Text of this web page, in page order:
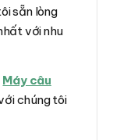
sẵn lòng
với nhu
Máy câu
chúng tôi